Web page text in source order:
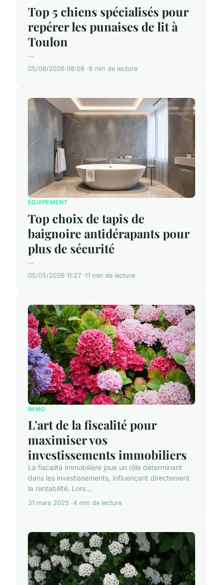
Top 5 chiens spécialisés pour
repérer les punaises de lit à
Toulon
...
05/08/2026 08:08 9 min de lecture
ÉQUIPEMENT
Top choix de tapis de
baignoire antidérapants pour
plus de sécurité
...
05/05/2026 11:27 11 min de lecture
IMMO
L'art de la fiscalité pour
maximiser vos
investissements immobiliers
La fiscalité immobilière joue un rôle déterminant
dans les investissements, influençant directement
la rentabilité. Lors...
31 mars 2025 4 min de lecture